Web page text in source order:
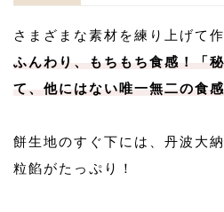
さまざまな素材を練り上げて
ふんわり、もちもち食感！「
て、他にはない唯一無二の食感
餅生地のすぐ下には、丹波大
粒餡がたっぷり！